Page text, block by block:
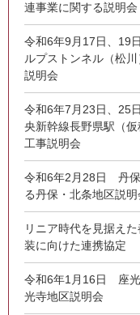
連事業に関する説明会
令和6年9月17日、19
ルプストンネル（松
説明会
令和6年7月23日、25
央新幹線長野県駅（
工事説明会
令和6年2月28日 丹
る丹保・北条地区説明
リニア時代を見据え
装に向けた連携協定
令和6年1月16日 座
光寺地区説明会